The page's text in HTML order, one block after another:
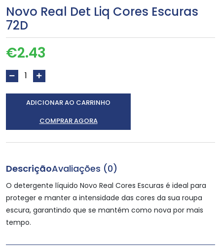
Novo Real Det Liq Cores Escuras
72D
€2.43
ADICIONAR AO CARRINHO
COMPRAR AGORA
DescriçãoAvaliações (0)
O detergente líquido Novo Real Cores Escuras é ideal para
proteger e manter a intensidade das cores da sua roupa
escura, garantindo que se mantém como nova por mais
tempo.